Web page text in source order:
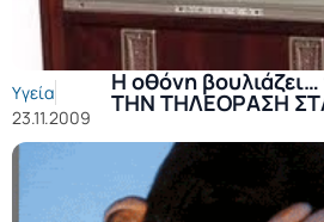
Υγεία
23.11.2009
Η οθόνη
ΤΗΝ ΤΗΛΕΟΡΑΣΗ